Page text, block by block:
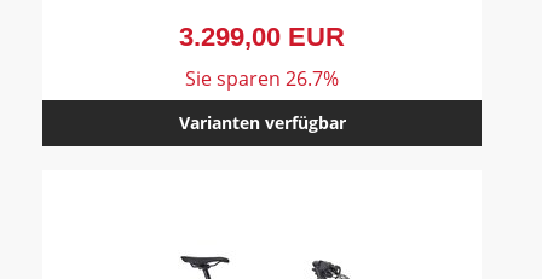
3.299,00 EUR
Sie sparen 26.7%
Varianten verfügbar